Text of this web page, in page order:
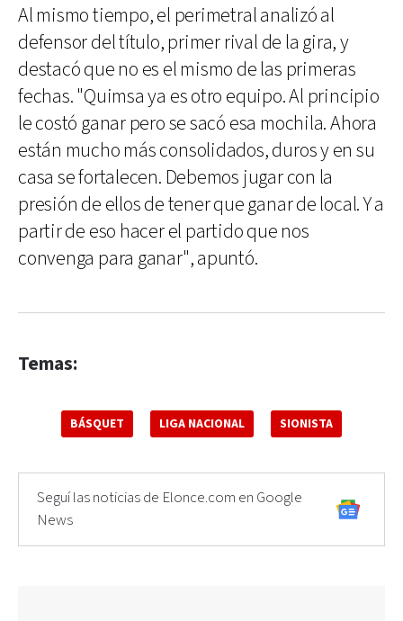
Al mismo tiempo, el perimetral analizó al
defensor del título, primer rival de la gira, y
destacó que no es el mismo de las primeras
fechas. "Quimsa ya es otro equipo. Al principio
le costó ganar pero se sacó esa mochila. Ahora
están mucho más consolidados, duros y en su
casa se fortalecen. Debemos jugar con la
presión de ellos de tener que ganar de local. Y a
partir de eso hacer el partido que nos
convenga para ganar", apuntó.
Temas:
BÁSQUET LIGA NACIONAL SIONISTA
Seguí las noticias de Elonce.com en Google
News